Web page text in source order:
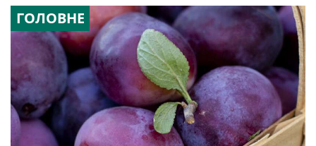
ГОЛОВНЕ